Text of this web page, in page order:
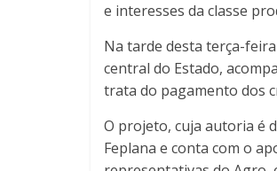
e interesses da classe
Na tarde desta terça-
central do Estado,
trata do pagamento dos
O projeto, cuja autoria é
Feplana e conta com o